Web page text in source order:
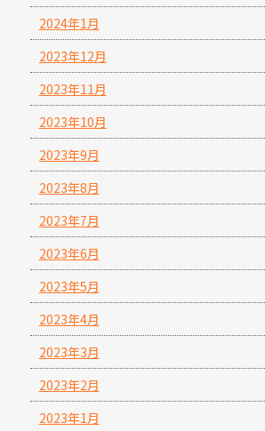
2024年1月
2023年12月
2023年11月
2023年10月
2023年9月
2023年8月
2023年7月
2023年6月
2023年5月
2023年4月
2023年3月
2023年2月
2023年1月